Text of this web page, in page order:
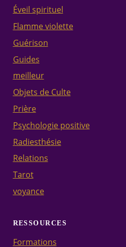
Éveil spirituel
Flamme violette
Guérison
Guides
meilleur
Objets de Culte
Prière
Psychologie positive
Radiesthésie
Relations
Tarot
voyance
RESSOURCES
Formations